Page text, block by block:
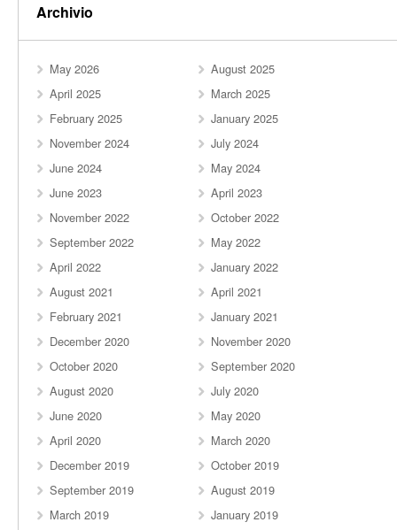
Archivio
May 2026
August 2025
April 2025
March 2025
February 2025
January 2025
November 2024
July 2024
June 2024
May 2024
June 2023
April 2023
November 2022
October 2022
September 2022
May 2022
April 2022
January 2022
August 2021
April 2021
February 2021
January 2021
December 2020
November 2020
October 2020
September 2020
August 2020
July 2020
June 2020
May 2020
April 2020
March 2020
December 2019
October 2019
September 2019
August 2019
March 2019
January 2019